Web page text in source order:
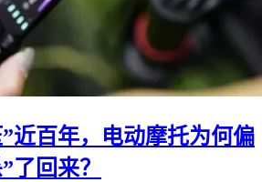
近百年，电动摩托为何偏
了回来？